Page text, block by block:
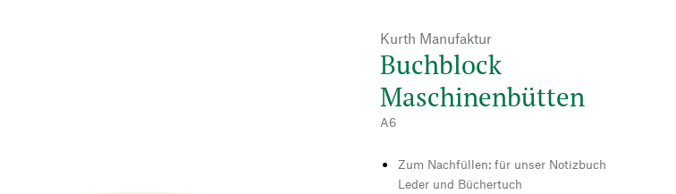
Kurth Manufaktur
Buchblock
Maschinenbütten
A6
Zum Nachfüllen: für unser Notizbuch
Leder und Büchertuch